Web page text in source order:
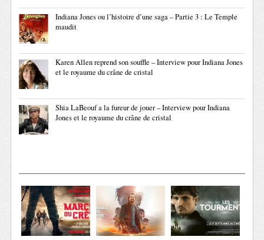
Indiana Jones ou l’histoire d’une saga – Partie 3 : Le Temple
maudit
Karen Allen reprend son souffle – Interview pour Indiana Jones
et le royaume du crâne de cristal
Shia LaBeouf a la fureur de jouer – Interview pour Indiana
Jones et le royaume du crâne de cristal